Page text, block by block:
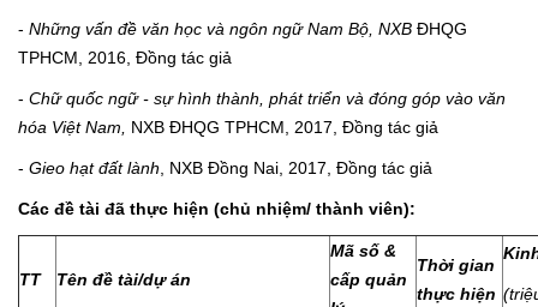
- Những vấn đề văn học và ngôn ngữ Nam Bộ, NXB ĐHQG
TPHCM, 2016, Đồng tác giả
- Chữ quốc ngữ - sự hình thành, phát triển và đóng góp vào văn
hóa Việt Nam, NXB ĐHQG TPHCM, 2017, Đồng tác giả
- Gieo hạt đất lành, NXB Đồng Nai, 2017, Đồng tác giả
Các đề tài đã thực hiện (chủ nhiệm/ thành viên):
TT Tên đề tài/dự án
Mã số &
cấp quản
Thời gian
thực hiện